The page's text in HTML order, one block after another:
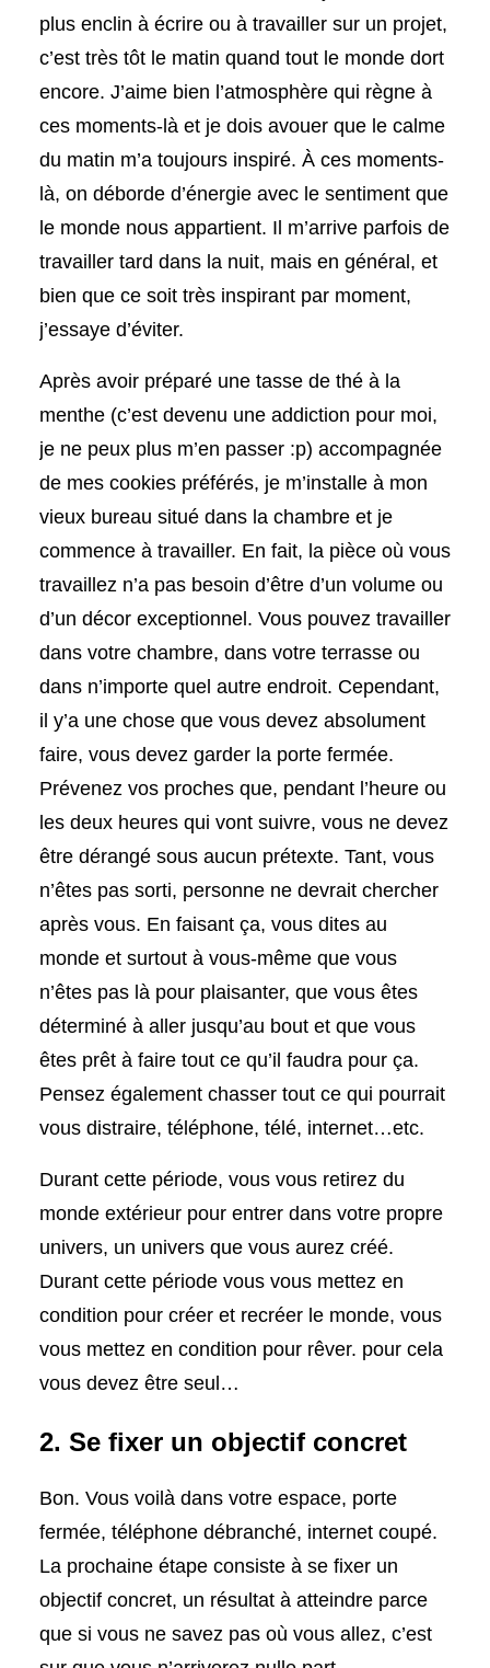
plus enclin à écrire ou à travailler sur un projet,
c’est très tôt le matin quand tout le monde dort
encore. J’aime bien l’atmosphère qui règne à
ces moments-là et je dois avouer que le calme
du matin m’a toujours inspiré. À ces moments-
là, on déborde d’énergie avec le sentiment que
le monde nous appartient. Il m’arrive parfois de
travailler tard dans la nuit, mais en général, et
bien que ce soit très inspirant par moment,
j’essaye d’éviter.
Après avoir préparé une tasse de thé à la
menthe (c’est devenu une addiction pour moi,
je ne peux plus m’en passer :p) accompagnée
de mes cookies préférés, je m’installe à mon
vieux bureau situé dans la chambre et je
commence à travailler. En fait, la pièce où vous
travaillez n’a pas besoin d’être d’un volume ou
d’un décor exceptionnel. Vous pouvez travailler
dans votre chambre, dans votre terrasse ou
dans n’importe quel autre endroit. Cependant,
il y’a une chose que vous devez absolument
faire, vous devez garder la porte fermée.
Prévenez vos proches que, pendant l’heure ou
les deux heures qui vont suivre, vous ne devez
être dérangé sous aucun prétexte. Tant, vous
n’êtes pas sorti, personne ne devrait chercher
après vous. En faisant ça, vous dites au
monde et surtout à vous-même que vous
n’êtes pas là pour plaisanter, que vous êtes
déterminé à aller jusqu’au bout et que vous
êtes prêt à faire tout ce qu’il faudra pour ça.
Pensez également chasser tout ce qui pourrait
vous distraire, téléphone, télé, internet…etc.
Durant cette période, vous vous retirez du
monde extérieur pour entrer dans votre propre
univers, un univers que vous aurez créé.
Durant cette période vous vous mettez en
condition pour créer et recréer le monde, vous
vous mettez en condition pour rêver. pour cela
vous devez être seul…
2. Se fixer un objectif concret
Bon. Vous voilà dans votre espace, porte
fermée, téléphone débranché, internet coupé.
La prochaine étape consiste à se fixer un
objectif concret, un résultat à atteindre parce
que si vous ne savez pas où vous allez, c’est